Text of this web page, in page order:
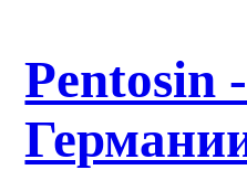
Pentosin